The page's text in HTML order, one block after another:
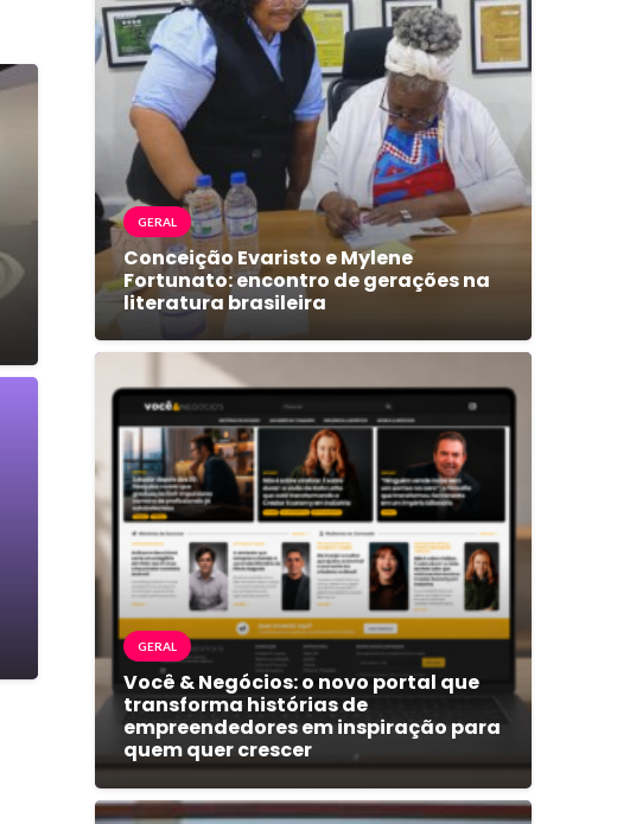
GERAL
Conceição Evaristo e Mylene
Fortunato: encontro de gerações na
literatura brasileira
GERAL
Você & Negócios: o novo portal que
transforma histórias de
empreendedores em inspiração para
quem quer crescer